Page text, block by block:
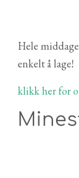
Hele
enkelt å lage!
klikk her for